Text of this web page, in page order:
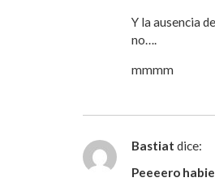
Y la ausencia
no….
mmmm
Bastiat dice:
Peeeero